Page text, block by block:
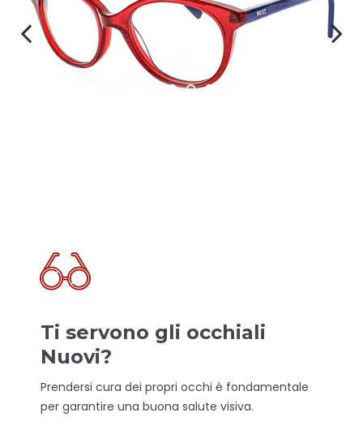
Previous
Ti servono gli occhiali
Nuovi?
Prendersi cura dei propri occhi è fondamentale
per garantire una buona salute visiva.